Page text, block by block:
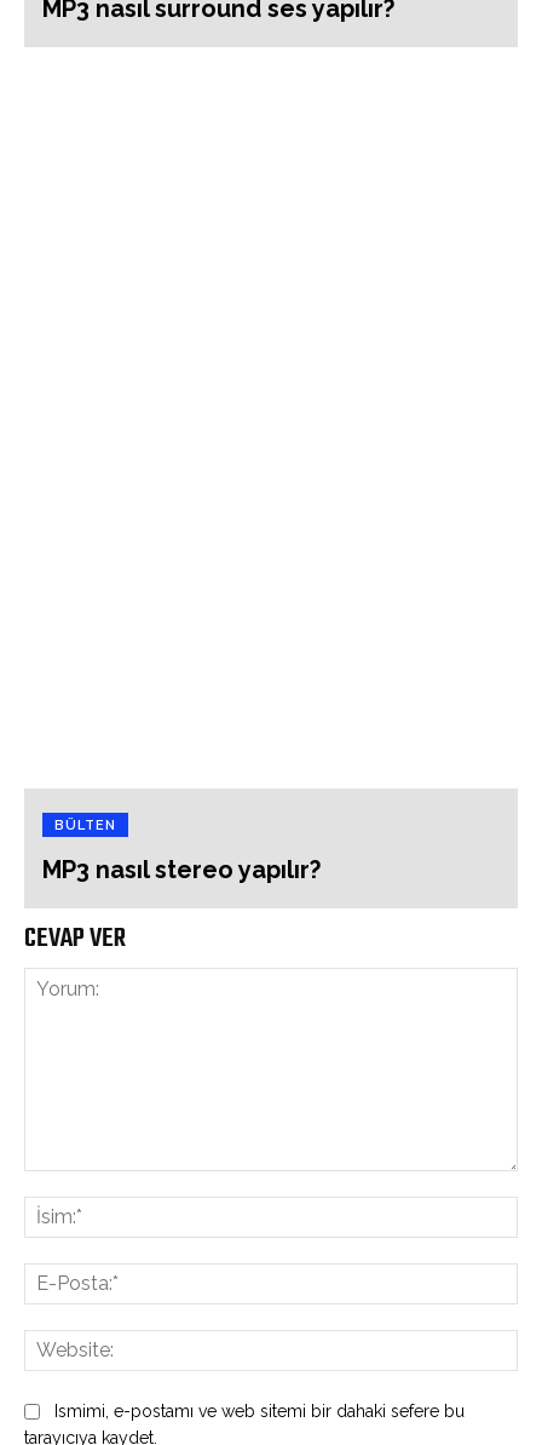
MP3 nasıl surround ses yapılır?
BÜLTEN
MP3 nasıl stereo yapılır?
CEVAP VER
Ismimi, e-postamı ve web sitemi bir dahaki sefere bu
tarayıcıya kaydet.